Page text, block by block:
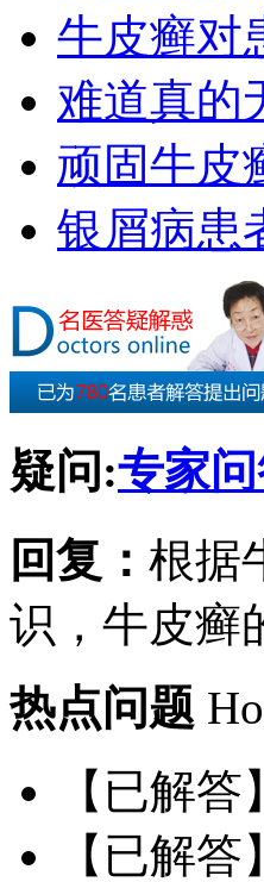
牛皮癣对
难道真的
顽固牛皮
银屑病患
疑问:专家
回复： 根据
识，牛皮癣
热点问题
【已解答】
【已解答】